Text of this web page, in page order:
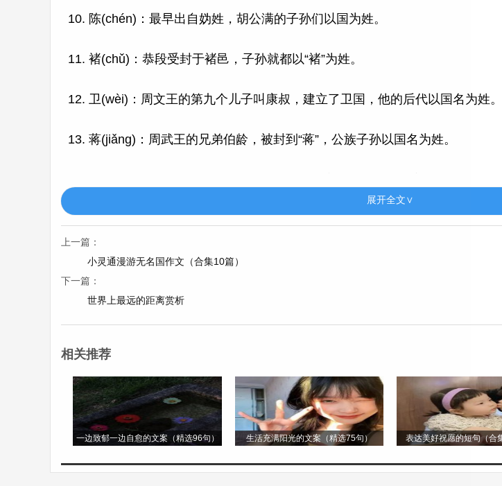
10. 陈(chén)：最早出自妫姓，胡公满的子孙们以国为姓。
11. 褚(chǔ)：恭段受封于褚邑，子孙就都以“褚”为姓。
12. 卫(wèi)：周文王的第九个儿子叫康叔，建立了卫国，他的后代以国名为姓。
13. 蒋(jiǎng)：周武王的兄弟伯龄，被封到“蒋”，公族子孙以国名为姓。
16. 杨(yáng)：上古时候，周宣王的儿子尚父，封到杨邑，称做杨侯，建杨国，
17. 朱(zhū)：西周时，周武王封曹侠到邾，后代以地名为姓，写作朱。
19. 尤(yóu)：尤姓是由沈姓而来。
20. 许(xǔ)：远古炎帝的后代。文叔建立了许国，后代就以许为姓。
复姓
展开全文∨
上一篇：
小灵通漫游无名国作文（合集10篇）
下一篇：
世界上最远的距离赏析
相关推荐
一边致郁一边自愈的文案（精选96句） 生活充满阳光的文案（精选75句） 表达美好祝愿的短句（合